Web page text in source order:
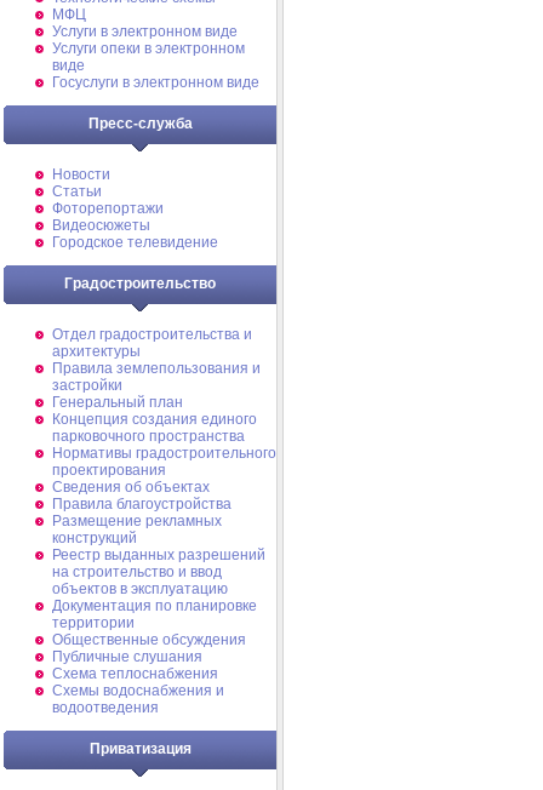
МФЦ
Услуги в электронном виде
Услуги опеки в электронном
виде
Госуслуги в электронном виде
Пресс-служба
Новости
Статьи
Фоторепортажи
Видеосюжеты
Городское телевидение
Градостроительство
Отдел градостроительства и
архитектуры
Правила землепользования и
застройки
Генеральный план
Концепция создания единого
парковочного пространства
Нормативы градостроительного
проектирования
Сведения об объектах
Правила благоустройства
Размещение рекламных
конструкций
Реестр выданных разрешений
на строительство и ввод
объектов в эксплуатацию
Документация по планировке
территории
Общественные обсуждения
Публичные слушания
Схема теплоснабжения
Схемы водоснабжения и
водоотведения
Приватизация